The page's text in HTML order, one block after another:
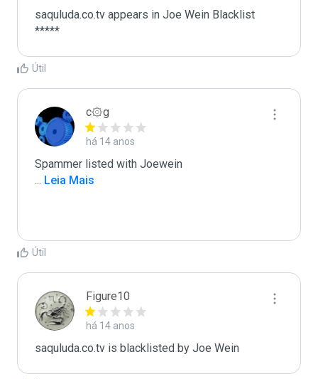
saquluda.co.tv appears in Joe Wein Blacklist
*****
Útil
c۞g
há 14 anos
... Leia Mais
Útil
Figure10
há 14 anos
saquluda.co.tv is blacklisted by Joe Wein